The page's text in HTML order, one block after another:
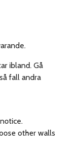
ibland. Gå
fall andra
other walls